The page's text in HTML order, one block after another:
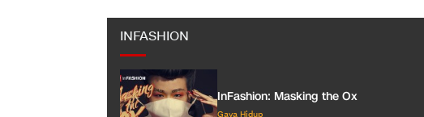
INFASHION
InFashion: Masking the Ox
Gaya Hidup